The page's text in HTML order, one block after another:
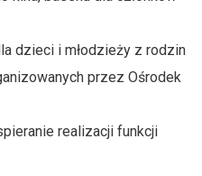
dzieci i młodzieży z rodzin
przez Ośrodek
realizacji funkcji